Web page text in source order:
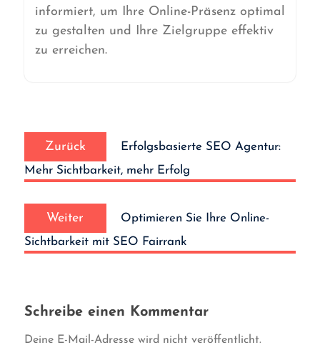
informiert, um Ihre Online-Präsenz optimal
zu gestalten und Ihre Zielgruppe effektiv
zu erreichen.
Navigation
Zurück
Vorheriger
Beitrag:
Erfolgsbasierte SEO Agentur:
Mehr Sichtbarkeit, mehr Erfolg
Weiter
Nächster
Beitrag:
Optimieren Sie Ihre Online-
Sichtbarkeit mit SEO Fairrank
Schreibe einen Kommentar
Deine E-Mail-Adresse wird nicht veröffentlicht.